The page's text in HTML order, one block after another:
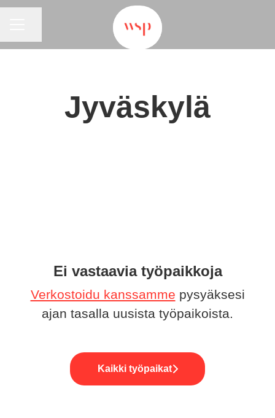
Jyväskylä
Ei vastaavia työpaikkoja
Verkostoidu kanssamme pysyäksesi
ajan tasalla uusista työpaikoista.
Kaikki työpaikat